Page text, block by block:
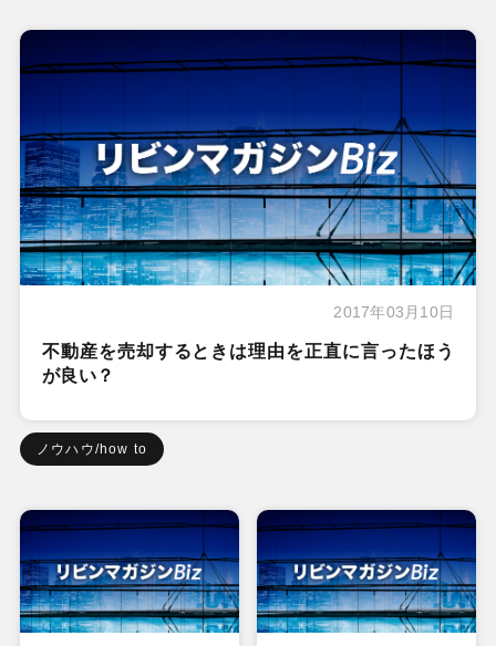
2017年03月10日
不動産を売却するときは理由を正直に言ったほう
が良い？
ノウハウ/how to